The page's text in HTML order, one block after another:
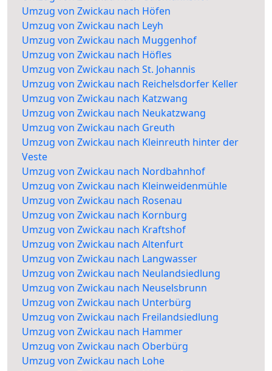
Umzug von Zwickau nach Höfen
Umzug von Zwickau nach Leyh
Umzug von Zwickau nach Muggenhof
Umzug von Zwickau nach Höfles
Umzug von Zwickau nach St. Johannis
Umzug von Zwickau nach Reichelsdorfer Keller
Umzug von Zwickau nach Katzwang
Umzug von Zwickau nach Neukatzwang
Umzug von Zwickau nach Greuth
Umzug von Zwickau nach Kleinreuth hinter der
Veste
Umzug von Zwickau nach Nordbahnhof
Umzug von Zwickau nach Kleinweidenmühle
Umzug von Zwickau nach Rosenau
Umzug von Zwickau nach Kornburg
Umzug von Zwickau nach Kraftshof
Umzug von Zwickau nach Altenfurt
Umzug von Zwickau nach Langwasser
Umzug von Zwickau nach Neulandsiedlung
Umzug von Zwickau nach Neuselsbrunn
Umzug von Zwickau nach Unterbürg
Umzug von Zwickau nach Freilandsiedlung
Umzug von Zwickau nach Hammer
Umzug von Zwickau nach Oberbürg
Umzug von Zwickau nach Lohe